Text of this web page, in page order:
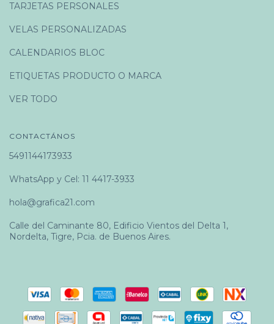
TARJETAS PERSONALES
VELAS PERSONALIZADAS
CALENDARIOS BLOC
ETIQUETAS PRODUCTO O MARCA
VER TODO
CONTACTÁNOS
5491144173933
WhatsApp y Cel: 11 4417-3933
hola@grafica21.com
Calle del Caminante 80, Edificio Vientos del Delta 1,
Nordelta, Tigre, Pcia. de Buenos Aires.